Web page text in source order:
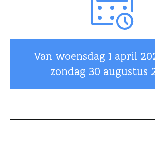
Van woensdag 1 april
zondag 30 augustus